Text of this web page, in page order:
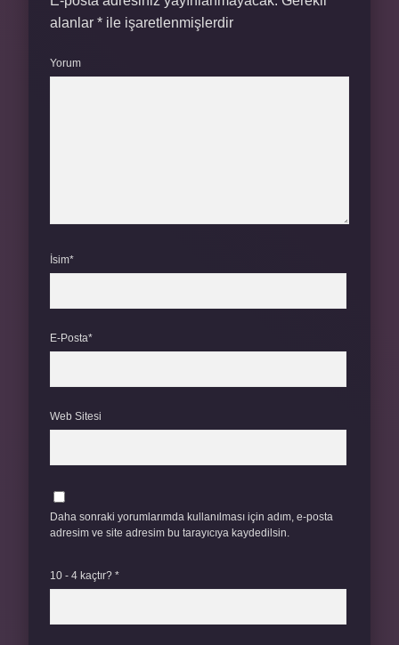
alanlar * ile işaretlenmişlerdir
Yorum
İsim*
E-Posta*
Web Sitesi
Daha sonraki yorumlarımda kullanılması için adım, e-posta
adresim ve site adresim bu tarayıcıya kaydedilsin.
10 - 4 kaçtır? *